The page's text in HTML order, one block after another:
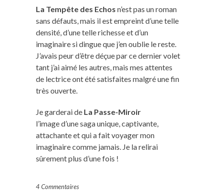
La Tempête des Echos n’est pas un roman
sans défauts, mais il est empreint d’une telle
densité, d’une telle richesse et d’un
imaginaire si dingue que j’en oublie le reste.
J’avais peur d’être déçue par ce dernier volet
tant j’ai aimé les autres, mais mes attentes
de lectrice ont été satisfaites malgré une fin
très ouverte.
Je garderai de La Passe-Miroir
l’image d’une saga unique, captivante,
attachante et qui a fait voyager mon
imaginaire comme jamais. Je la relirai
sûrement plus d’une fois !
4 Commentaires